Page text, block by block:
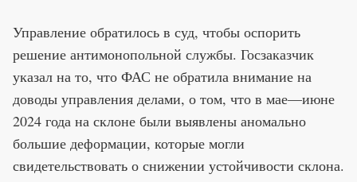
Управление обратилось в суд, чтобы оспорить
решение антимонопольной службы. Госзаказчик
указал на то, что ФАС не обратила внимание на
доводы управления делами, о том, что в мае—июне
2024 года на склоне были выявлены аномально
большие деформации, которые могли
свидетельствовать о снижении устойчивости склона.